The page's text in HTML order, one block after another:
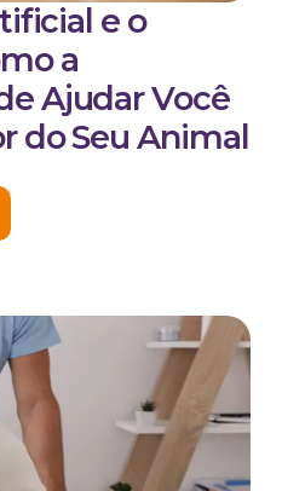
e o
a
Ajudar Você
do Seu Animal